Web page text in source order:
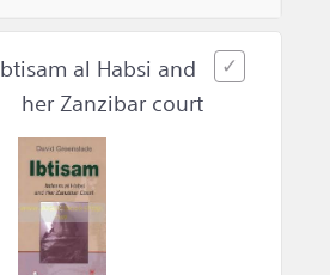
al Habsi and
her Zanzibar court